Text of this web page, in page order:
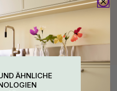
mit
ÄHNLICHE